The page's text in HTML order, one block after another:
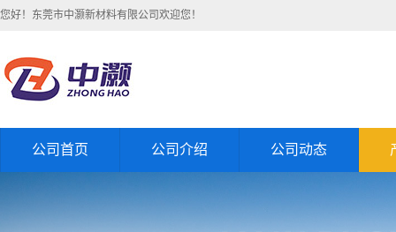
您好！东莞市中灏新材料有限公司欢迎您！
公司首页 公司介绍 公司动态